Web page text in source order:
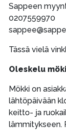
Sappeen
0207559970
Tässä vielä
Oleskelu
Mökki on
lähtöpäivään
keitto- ja
lämmitykseen.